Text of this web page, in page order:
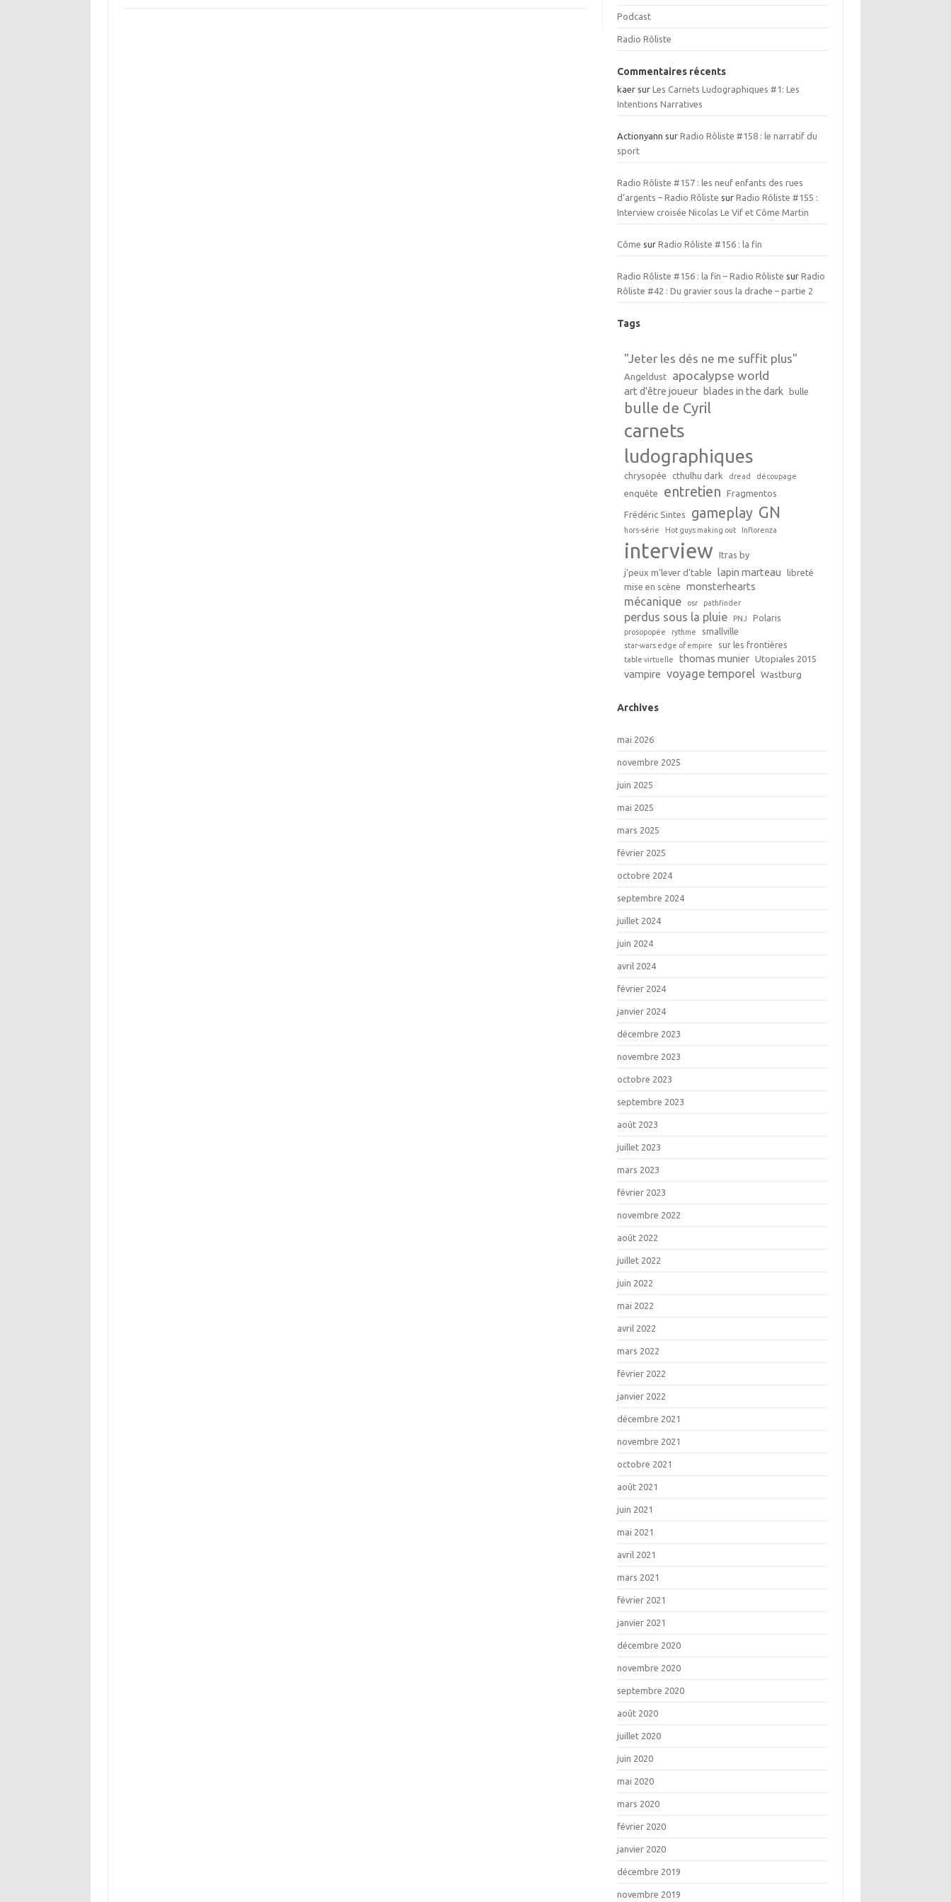
Podcast
Radio Rôliste
Commentaires récents
kaer surLes Carnets Ludographiques #1: Les
Intentions Narratives
Actionyann surRadio Rôliste #158 : le narratif du
sport
Radio Rôliste #157 : les neuf enfants des rues
d’argents – Radio Rôliste surRadio Rôliste #155 :
Interview croisée Nicolas Le Vif et Côme Martin
Côme surRadio Rôliste #156 : la fin
Radio Rôliste #156 : la fin – Radio Rôliste surRadio
Rôliste #42 : Du gravier sous la drache – partie 2
Tags
"Jeter les dés ne me suffit plus"
Angeldust apocalypse world
art d'être joueur blades in the dark bulle
bulle de Cyril
carnets
ludographiques
chrysopée cthulhu dark dread découpage
enquête entretien Fragmentos
Frédéric Sintes gameplay GN
hors-série Hot guys making out Inflorenza
interview
Itras by
j'peux m'lever d'table
lapin marteau
libreté
mise en scène
monsterhearts
mécanique osr pathfinder
perdus sous la pluie PNJ Polaris
prosopopée rythme smallville
star-wars edge of empire sur les frontières
table virtuelle thomas munier Utopiales 2015
vampire voyage temporel Wastburg
Archives
mai 2026
novembre 2025
juin 2025
mai 2025
mars 2025
février 2025
octobre 2024
septembre 2024
juillet 2024
juin 2024
avril 2024
février 2024
janvier 2024
décembre 2023
novembre 2023
octobre 2023
septembre 2023
août 2023
juillet 2023
mars 2023
février 2023
novembre 2022
août 2022
juillet 2022
juin 2022
mai 2022
avril 2022
mars 2022
février 2022
janvier 2022
décembre 2021
novembre 2021
octobre 2021
août 2021
juin 2021
mai 2021
avril 2021
mars 2021
février 2021
janvier 2021
décembre 2020
novembre 2020
septembre 2020
août 2020
juillet 2020
juin 2020
mai 2020
mars 2020
février 2020
janvier 2020
décembre 2019
novembre 2019